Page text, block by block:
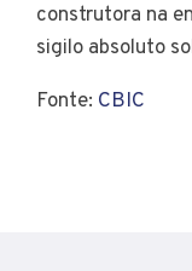
construtora na
sigilo absoluto
Fonte: CBIC